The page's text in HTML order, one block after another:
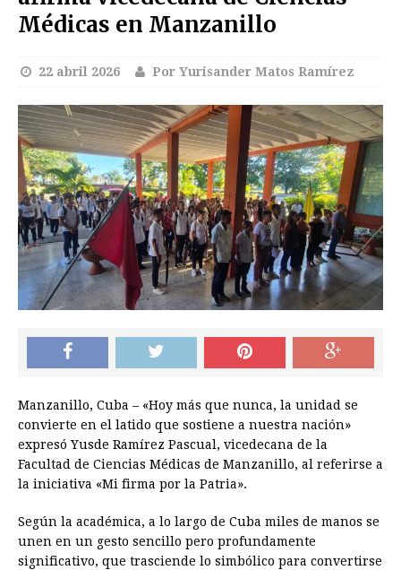
Médicas en Manzanillo
22 abril 2026 Por Yurisander Matos Ramírez
Manzanillo, Cuba – «Hoy más que nunca, la unidad se
convierte en el latido que sostiene a nuestra nación»
expresó Yusde Ramírez Pascual, vicedecana de la
Facultad de Ciencias Médicas de Manzanillo, al referirse a
la iniciativa «Mi firma por la Patria».
Según la académica, a lo largo de Cuba miles de manos se
unen en un gesto sencillo pero profundamente
significativo, que trasciende lo simbólico para convertirse